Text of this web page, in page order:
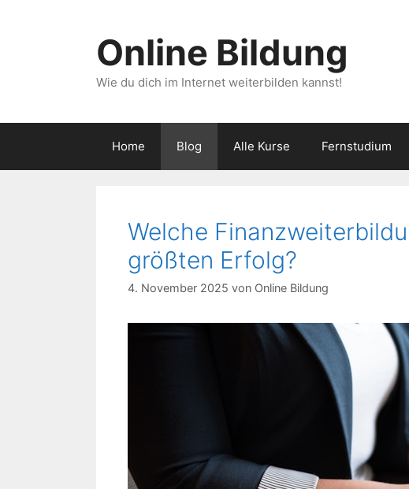
Online Bildung
Wie du dich im Internet weiterbilden kannst!
Home Blog Alle Kurse Fernstudium
Welche
größten Erfolg?
4. November 2025 von Online Bildung